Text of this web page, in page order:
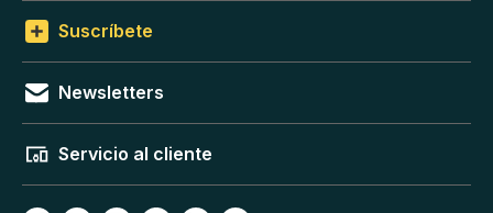
Suscríbete
Newsletters
Servicio al cliente